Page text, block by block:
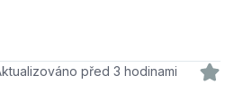
Aktualizováno před 3 hodinami